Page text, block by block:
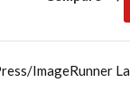
ImageRunner